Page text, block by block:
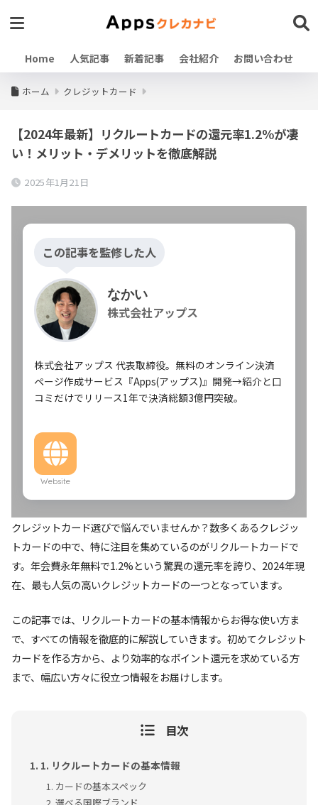
Home 人気記事 新着記事 会社紹介 お問い合わせ
ホーム クレジットカード
【2024年最新】リクルートカードの還元率1.2%が凄
い！メリット・デメリットを徹底解説
2025年1月21日
この記事を監修した人
なかい
株式会社アップス
株式会社アップス 代表取締役。無料のオンライン決済
ページ作成サービス『Apps(アップス)』開発→紹介と口
コミだけでリリース1年で決済総額3億円突破。
Website
クレジットカード選びで悩んでいませんか？数多くあるクレジッ
トカードの中で、特に注目を集めているのがリクルートカードで
す。年会費永年無料で1.2%という驚異の還元率を誇り、2024年現
在、最も人気の高いクレジットカードの一つとなっています。
この記事では、リクルートカードの基本情報からお得な使い方ま
で、すべての情報を徹底的に解説していきます。初めてクレジット
カードを作る方から、より効率的なポイント還元を求めている方
まで、幅広い方々に役立つ情報をお届けします。
目次
1. リクルートカードの基本情報
カードの基本スペック